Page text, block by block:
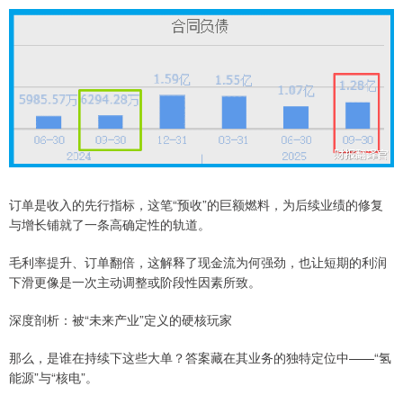
订单是收入的先行指标，这笔“预收”的巨额燃料，为后续业绩的修复
与增长铺就了一条高确定性的轨道。
毛利率提升、订单翻倍，这解释了现金流为何强劲，也让短期的利润
下滑更像是一次主动调整或阶段性因素所致。
深度剖析：被“未来产业”定义的硬核玩家
那么，是谁在持续下这些大单？答案藏在其业务的独特定位中——“氢
能源”与“核电”。